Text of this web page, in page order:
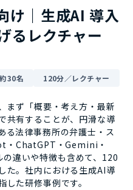
け｜生成AI 導入
るレクチャー
30名 120分／レクチャー
まず「概要・考え方・最新
共有することが、円滑な導
る法律事務所の弁護士・ス
・ChatGPT・Gemini・
違いや特徴も含めて、120
た。社内における生成AI導
た研修事例です。